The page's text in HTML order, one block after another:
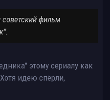
фильм
этому сериалу как
идею спёрли,